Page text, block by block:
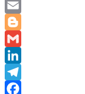
Twitter
Email
Blogger
Gmail
LinkedIn
Telegram